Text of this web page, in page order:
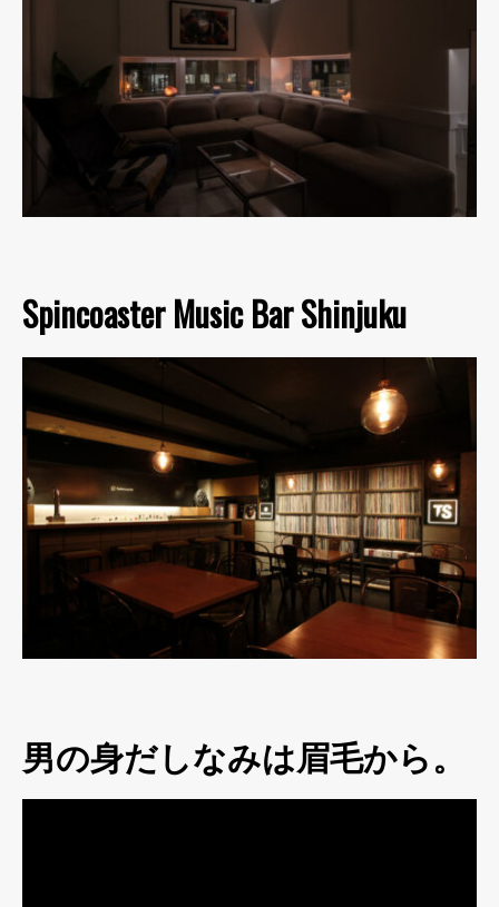
Spincoaster Music Bar Shinjuku
男の身だしなみは眉毛から。